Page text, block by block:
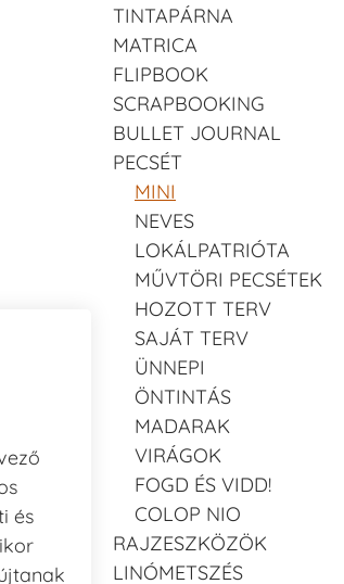
és
TINTAPÁRNA
MATRICA
FLIPBOOK
SCRAPBOOKING
BULLET JOURNAL
PECSÉT
MINI
NEVES
LOKÁLPATRIÓTA
MŰVTÖRI PECSÉTEK
HOZOTT TERV
SAJÁT TERV
ÜNNEPI
ÖNTINTÁS
MADARAK
VIRÁGOK
FOGD ÉS VIDD!
COLOP NIO
RAJZESZKÖZÖK
LINÓMETSZÉS